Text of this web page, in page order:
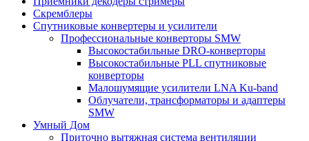
Скремблеры
Спутниковые конвертеры и усилители
Профессиональные конверторы SMW
Высокостабильные DRO-конверторы
Высокостабильные PLL спутниковые
конверторы
Малошумящие усилители LNA Ku-band
Облучатели, трансформаторы и адаптеры
SMW
Умный Дом
Приточно вытяжная система вентиляции